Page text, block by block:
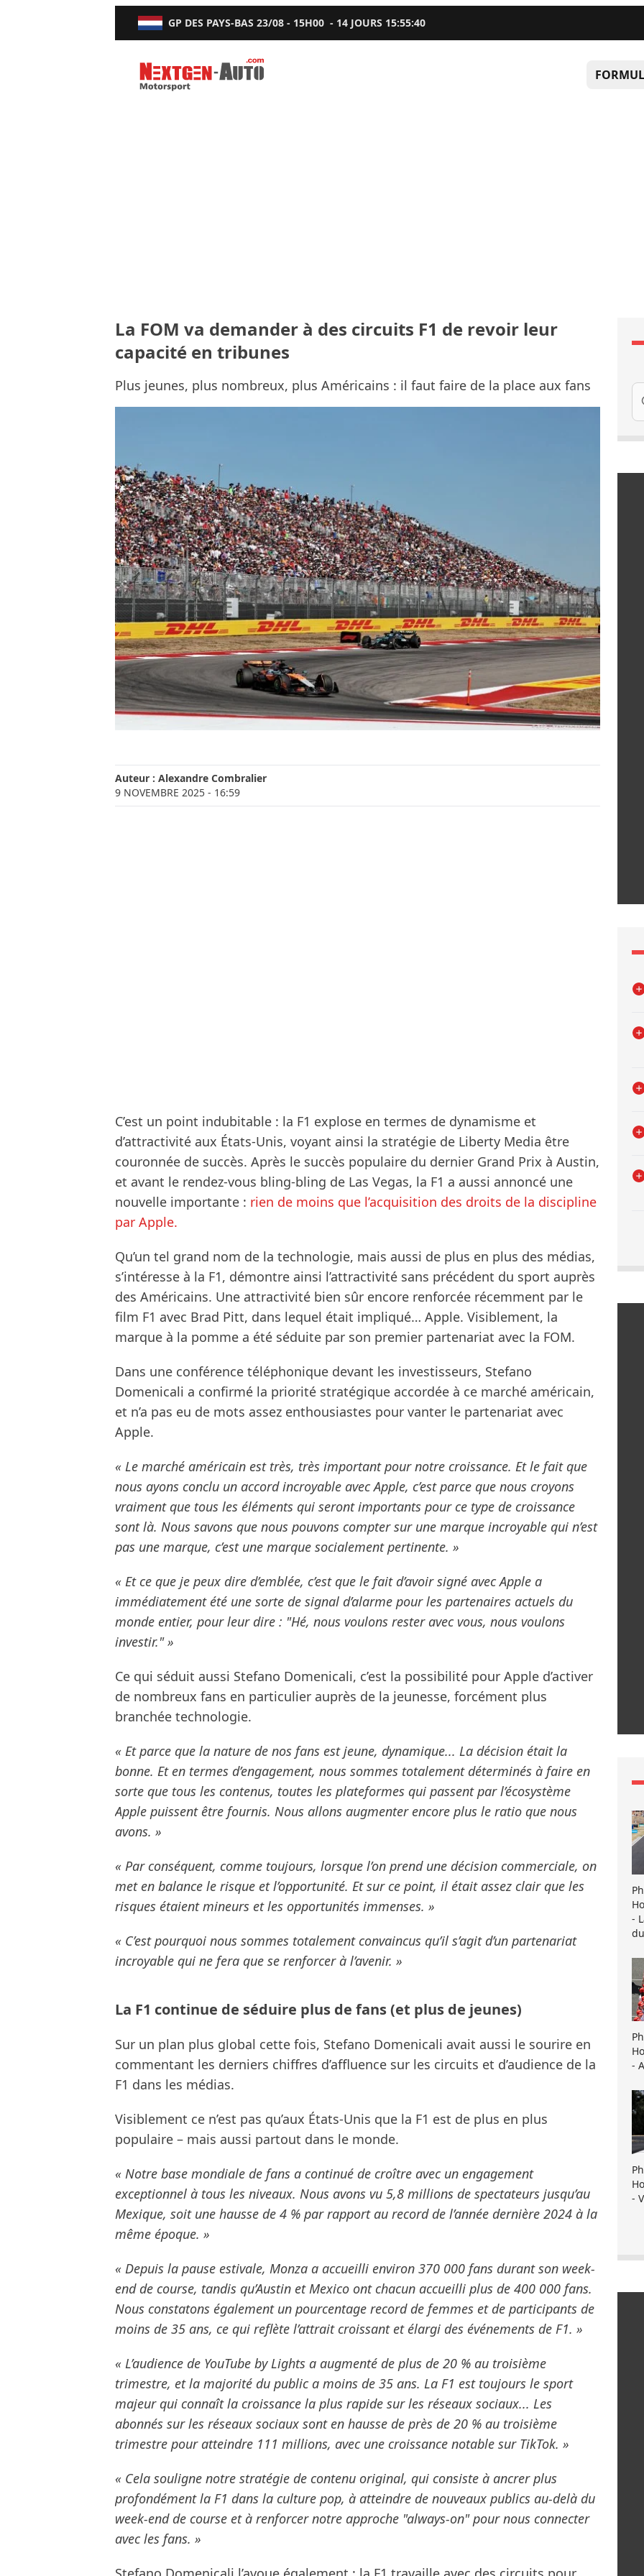
GP DES PAYS-BAS 23/08 - 15H00 - 14 JOURS 15:55:39
Nextgen-Auto.com
La FOM va demander à des circuits F1 de revoir leur
capacité en tribunes
Plus jeunes, plus nombreux, plus Américains : il faut faire de la place aux fans
Auteur : Alexandre Combralier
9 NOVEMBRE 2025 - 16:59
C’est un point indubitable : la F1 explose en termes de dynamisme et
d’attractivité aux États-Unis, voyant ainsi la stratégie de Liberty Media être
couronnée de succès. Après le succès populaire du dernier Grand Prix à Austin,
et avant le rendez-vous bling-bling de Las Vegas, la F1 a aussi annoncé une
nouvelle importante : rien de moins que l’acquisition des droits de la discipline
par Apple.
Qu’un tel grand nom de la technologie, mais aussi de plus en plus des médias,
s’intéresse à la F1, démontre ainsi l’attractivité sans précédent du sport auprès
des Américains. Une attractivité bien sûr encore renforcée récemment par le
film F1 avec Brad Pitt, dans lequel était impliqué… Apple. Visiblement, la
marque à la pomme a été séduite par son premier partenariat avec la FOM.
Dans une conférence téléphonique devant les investisseurs, Stefano
Domenicali a confirmé la priorité stratégique accordée à ce marché américain,
et n’a pas eu de mots assez enthousiastes pour vanter le partenariat avec
Apple.
« Le marché américain est très, très important pour notre croissance. Et le fait que
nous ayons conclu un accord incroyable avec Apple, c’est parce que nous croyons
vraiment que tous les éléments qui seront importants pour ce type de croissance
sont là. Nous savons que nous pouvons compter sur une marque incroyable qui n’est
pas une marque, c’est une marque socialement pertinente. »
« Et ce que je peux dire d’emblée, c’est que le fait d’avoir signé avec Apple a
immédiatement été une sorte de signal d’alarme pour les partenaires actuels du
monde entier, pour leur dire : "Hé, nous voulons rester avec vous, nous voulons
investir." »
Ce qui séduit aussi Stefano Domenicali, c’est la possibilité pour Apple d’activer
de nombreux fans en particulier auprès de la jeunesse, forcément plus
branchée technologie.
« Et parce que la nature de nos fans est jeune, dynamique... La décision était la
bonne. Et en termes d’engagement, nous sommes totalement déterminés à faire en
sorte que tous les contenus, toutes les plateformes qui passent par l’écosystème
Apple puissent être fournis. Nous allons augmenter encore plus le ratio que nous
avons. »
« Par conséquent, comme toujours, lorsque l’on prend une décision commerciale, on
met en balance le risque et l’opportunité. Et sur ce point, il était assez clair que les
risques étaient mineurs et les opportunités immenses. »
« C’est pourquoi nous sommes totalement convaincus qu’il s’agit d’un partenariat
incroyable qui ne fera que se renforcer à l’avenir. »
La F1 continue de séduire plus de fans (et plus de jeunes)
Sur un plan plus global cette fois, Stefano Domenicali avait aussi le sourire en
commentant les derniers chiffres d’affluence sur les circuits et d’audience de la
F1 dans les médias.
Visiblement ce n’est pas qu’aux États-Unis que la F1 est de plus en plus
populaire – mais aussi partout dans le monde.
« Notre base mondiale de fans a continué de croître avec un engagement
exceptionnel à tous les niveaux. Nous avons vu 5,8 millions de spectateurs jusqu’au
Mexique, soit une hausse de 4 % par rapport au record de l’année dernière 2024 à la
même époque. »
« Depuis la pause estivale, Monza a accueilli environ 370 000 fans durant son week-
end de course, tandis qu’Austin et Mexico ont chacun accueilli plus de 400 000 fans.
Nous constatons également un pourcentage record de femmes et de participants de
moins de 35 ans, ce qui reflète l’attrait croissant et élargi des événements de F1. »
« L’audience de YouTube by Lights a augmenté de plus de 20 % au troisième
trimestre, et la majorité du public a moins de 35 ans. La F1 est toujours le sport
majeur qui connaît la croissance la plus rapide sur les réseaux sociaux... Les
abonnés sur les réseaux sociaux sont en hausse de près de 20 % au troisième
trimestre pour atteindre 111 millions, avec une croissance notable sur TikTok. »
« Cela souligne notre stratégie de contenu original, qui consiste à ancrer plus
profondément la F1 dans la culture pop, à atteindre de nouveaux publics au-delà du
week-end de course et à renforcer notre approche "always-on" pour nous connecter
avec les fans. »
-
-
-